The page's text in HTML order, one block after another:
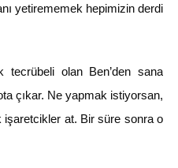
yetirememek hepimizin derdi
olan Ben’den sana
çıkar. Ne yapmak istiyorsan,
at. Bir süre sonra o